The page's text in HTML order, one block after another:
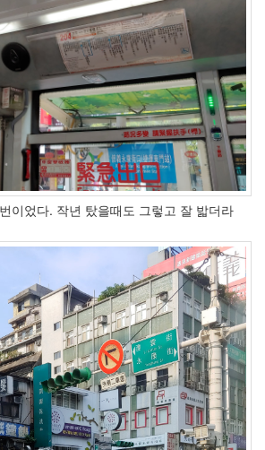
이었다. 작년 탔을때도 그렇고 잘 밟더라